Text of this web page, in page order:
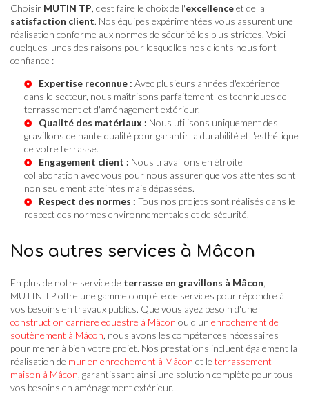
Choisir MUTIN TP , c'est faire le choix de l'excellenceet de la
satisfaction client. Nos équipes expérimentées vous assurent une
réalisation conforme aux normes de sécurité les plus strictes. Voici
quelques-unes des raisons pour lesquelles nos clients nous font
confiance :
Expertise reconnue : Avec plusieurs années d'expérience
dans le secteur, nous maîtrisons parfaitement les techniques de
terrassement et d'aménagement extérieur.
Qualité des matériaux : Nous utilisons uniquement des
gravillons de haute qualité pour garantir la durabilité et l'esthétique
de votre terrasse.
Engagement client : Nous travaillons en étroite
collaboration avec vous pour nous assurer que vos attentes sont
non seulement atteintes mais dépassées.
Respect des normes : Tous nos projets sont réalisés dans le
respect des normes environnementales et de sécurité.
Nos autres services à Mâcon
En plus de notre service de terrasse en gravillons à Mâcon
MUTIN TP offre une gamme complète de services pour répondre à
vos besoins en travaux publics. Que vous ayez besoin d'une
construction carriere equestre à Mâcon ou d'un enrochement de
soutènement à Mâcon , nous avons les compétences nécessaires
pour mener à bien votre projet. Nos prestations incluent également la
réalisation de mur en enrochement à Mâcon et le terrassement
maison à Mâcon , garantissant ainsi une solution complète pour tous
vos besoins en aménagement extérieur.